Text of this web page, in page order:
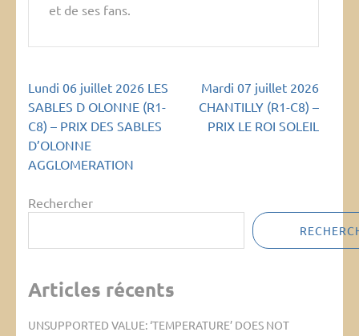
et de ses fans.
Navigation
de
l’article
Lundi 06 juillet 2026 LES
SABLES D OLONNE (R1-
C8) – PRIX DES SABLES
D’OLONNE
AGGLOMERATION
Mardi 07 juillet 2026
CHANTILLY (R1-C8) –
PRIX LE ROI SOLEIL
Rechercher
Articles récents
UNSUPPORTED VALUE: ‘TEMPERATURE’ DOES NOT